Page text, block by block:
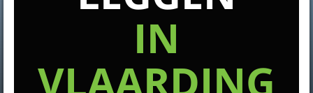
IN
VLAARDING